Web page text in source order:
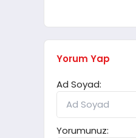
Yorum Yap
Ad Soyad:
Yorumunuz: